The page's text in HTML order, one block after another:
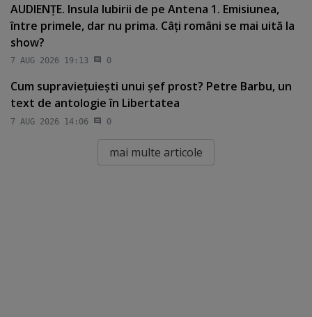
AUDIENŢE. Insula Iubirii de pe Antena 1. Emisiunea,
între primele, dar nu prima. Câţi români se mai uită la
show?
7 AUG 2026 19:13 0
Cum supravieţuieşti unui şef prost? Petre Barbu, un
text de antologie în Libertatea
7 AUG 2026 14:06 0
mai multe articole